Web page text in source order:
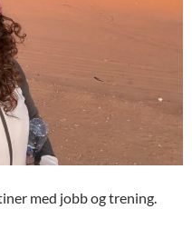
med jobb og trening.